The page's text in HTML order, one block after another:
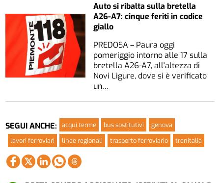
Auto si ribalta sulla bretella
A26-A7: cinque feriti in codice
giallo
PREDOSA – Paura oggi
pomeriggio intorno alle 17 sulla
bretella A26-A7, all'altezza di
Novi Ligure, dove si è verificato
un…
SEGUI ANCHE: acqui terme bus sostitutivi
genova
lavori ferroviari
linee regionali trasporto ferroviario trenitalia